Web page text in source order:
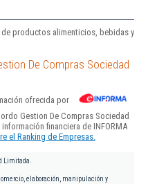
productos alimenticios, bebidas y
De Compras Sociedad
ofrecida por
Gestion De Compras Sociedad
financiera de INFORMA
el Ranking de Empresas.
Limitada.
elaboración, manipulación y